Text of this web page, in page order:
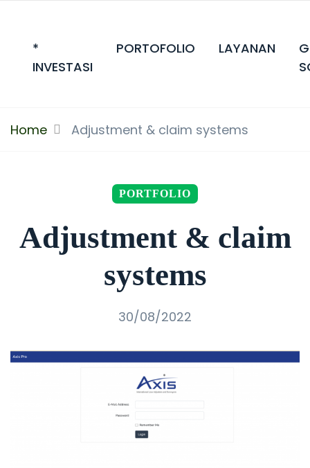
*
INVESTASI
PORTOFOLIO LAYANAN
Home Adjustment & claim systems
PORTFOLIO
Adjustment & claim
systems
30/08/2022